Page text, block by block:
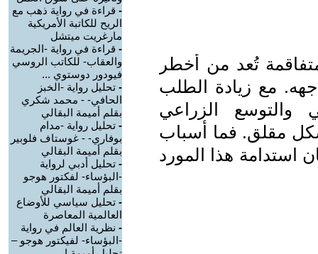
تُعد من أخطر
مع زيادة الطلب
والتوسع الزراعي
مقلق. فما أسباب
استدامة هذا المورد
- قراءة في رواية ذهب مع
الريح للكاتبة الأمريكية
مارغريت ميتشل
- قراءة في رواية -الجريمة
والعقاب- للكاتب الروسي
فيودور دوستوي ...
- تحليل رواية -الخبز
الحافي- - محمد شكري
بقلم أميمة البقالي
- تحليل رواية -مدام
بوفاري- - غوستاف فلوبير
بقلم أميمة البقالي
- تحليل أدبي لرواية
-البؤساء- لفكتور هوجو
بقلم أميمة البقالي
- تحليل سياسي للأوضاع
العالمية المعاصرة
- نظرية العالم في رواية
-البؤساء- لفيكتور هوجو –